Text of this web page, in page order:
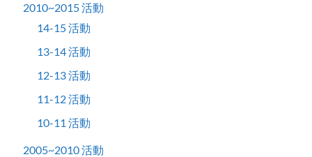
2010~2015 活動
14-15 活動
13-14 活動
12-13 活動
11-12 活動
10-11 活動
2005~2010 活動